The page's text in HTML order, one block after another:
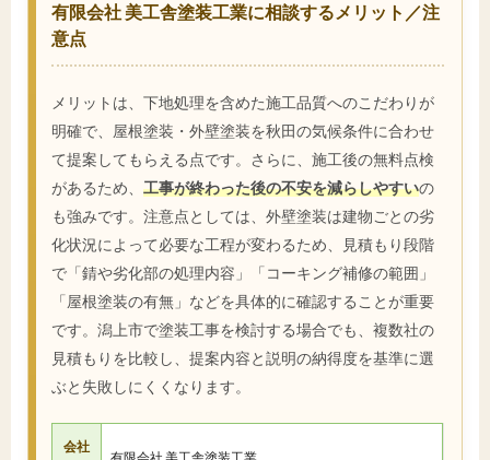
有限会社 美工舎塗装工業に相談するメリット／注
意点
メリットは、下地処理を含めた施工品質へのこだわりが
明確で、屋根塗装・外壁塗装を秋田の気候条件に合わせ
て提案してもらえる点です。さらに、施工後の無料点検
があるため、 工事が終わった後の不安を減らしやすいの
も強みです。注意点としては、外壁塗装は建物ごとの劣
化状況によって必要な工程が変わるため、見積もり段階
で「錆や劣化部の処理内容」「コーキング補修の範囲」
「屋根塗装の有無」などを具体的に確認することが重要
です。潟上市で塗装工事を検討する場合でも、複数社の
見積もりを比較し、提案内容と説明の納得度を基準に選
ぶと失敗しにくくなります。
会社